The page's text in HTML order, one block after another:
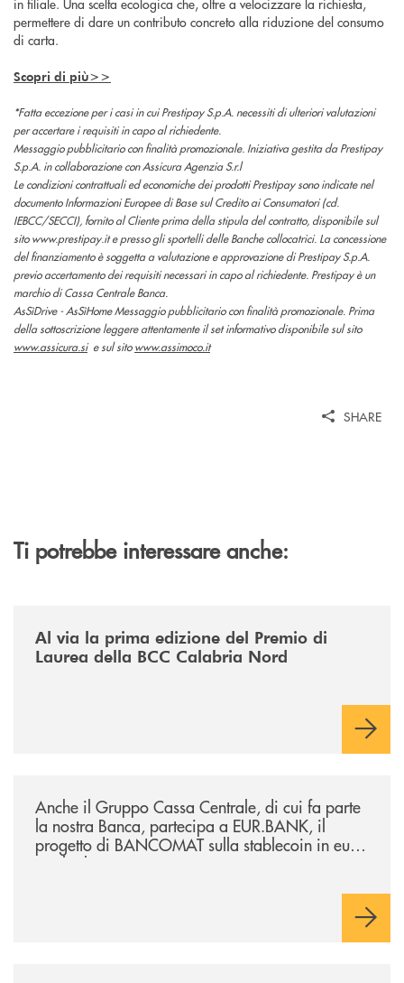
in filiale. Una scelta ecologica che, oltre a velocizzare la richiesta,
permettere di dare un contributo concreto alla riduzione del consumo
di carta.
Scopri di più>>
*Fatta eccezione per i casi in cui Prestipay S.p.A. necessiti di ulteriori valutazioni
per accertare i requisiti in capo al richiedente.
Messaggio pubblicitario con finalità promozionale. Iniziativa gestita da Prestipay
S.p.A. in collaborazione con Assicura Agenzia S.r.l
Le condizioni contrattuali ed economiche dei prodotti Prestipay sono indicate nel
documento Informazioni Europee di Base sul Credito ai Consumatori (cd.
IEBCC/SECCI), fornito al Cliente prima della stipula del contratto, disponibile sul
sito www.prestipay.it e presso gli sportelli delle Banche collocatrici. La concessione
del finanziamento è soggetta a valutazione e approvazione di Prestipay S.p.A.
previo accertamento dei requisiti necessari in capo al richiedente. Prestipay è un
marchio di Cassa Centrale Banca.
AsSìDrive - AsSìHome Messaggio pubblicitario con finalità promozionale. Prima
della sottoscrizione leggere attentamente il set informativo disponibile sul sito
www.assicura.sie sul sitowww.assimoco.it
SHARE
Ti potrebbe interessare anche:
Al via la prima edizione del Premio di
Laurea della BCC Calabria Nord
Anche il Gruppo Cassa Centrale, di cui fa parte
la nostra Banca, partecipa a EUR.BANK, il
progetto di BANCOMAT sulla stablecoin in euro
e sul relativo ecosistema